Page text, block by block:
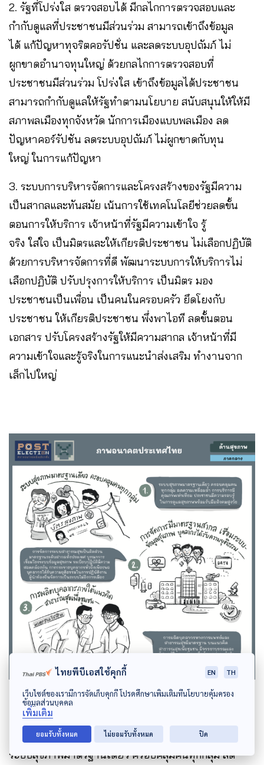
2. รัฐที่โปร่งใส ตรวจสอบได้ มีกลไกการตรวจสอบและ
กำกับดูแลที่ประชาชนมีส่วนร่วม สามารถเข้าถึงข้อมูล
ได้ แก้ปัญหาทุจริตคอรัปชั่น และลดระบบอุปถัมภ์ ไม่
ผูกขาดอำนาจทุนใหญ่ ด้วยกลไกการตรวจสอบที่
ประชาชนมีส่วนร่วม โปร่งใส เข้าถึงข้อมูลได้ประชาชน
สามารถกำกับดูแลให้รัฐทำตามนโยบาย สนับสนุนให้ให้มี
สภาพลเมืองทุกจังหวัด นักการเมืองแบบพลเมือง ลด
ปัญหาคอร์รัปชัน ลดระบบอุปถัมภ์ ไม่ผูกขาดกับทุน
ใหญ่ ในการแก้ปัญหา
3. ระบบการบริหารจัดการและโครงสร้างของรัฐมีความ
เป็นสากลและทันสมัย เน้นการใช้เทคโนโลยีช่วยลดขั้น
ตอนการให้บริการ เจ้าหน้าที่รัฐมีความเข้าใจ รู้
จริง ใส่ใจ เป็นมิตรและให้เกียรติประชาชน ไม่เลือกปฏิบัติ
ด้วยการบริหารจัดการที่ดี พัฒนาระบบการให้บริการไม่
เลือกปฏิบัติ ปรับปรุงการให้บริการ เป็นมิตร มอง
ประชาชนเป็นเพื่อน เป็นคนในครอบครัว ยึดโยงกับ
ประชาชน ให้เกียรติประชาชน พึ่งพาไอที ลดขั้นตอน
เอกสาร ปรับโครงสร้างรัฐให้มีความสากล เจ้าหน้าที่มี
ความเข้าใจและรู้จริงในการแนะนำส่งเสริม ทำงานจาก
เล็กไปใหญ่
สุขภาพ
ระบบสุขภาพมาตรฐานเดียว ครอบคลุมคนทุกกลุ่ม ลด
ไทยพีบีเอสใช้คุกกี้ EN TH
เว็บไซต์ของเรามีการจัดเก็บคุกกี้ โปรดศึกษาเพิ่มเติมที่นโยบายคุ้มครอง
ข้อมูลส่วนบุคคล
เพิ่มเติม
ยอมรับทั้งหมด ไม่ยอมรับทั้งหมด ปิด